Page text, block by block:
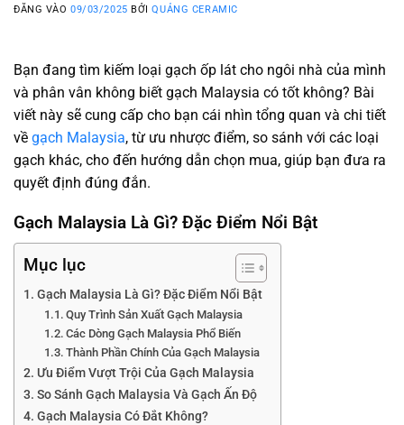
ĐĂNG VÀO09/03/2025 BỞIQUẢNG CERAMIC
Bạn đang tìm kiếm loại gạch ốp lát cho ngôi nhà của mình
và phân vân không biết gạch Malaysia có tốt không? Bài
viết này sẽ cung cấp cho bạn cái nhìn tổng quan và chi tiết
về gạch Malaysia, từ ưu nhược điểm, so sánh với các loại
gạch khác, cho đến hướng dẫn chọn mua, giúp bạn đưa ra
quyết định đúng đắn.
Gạch Malaysia Là Gì? Đặc Điểm Nổi Bật
Mục lục
Gạch Malaysia Là Gì? Đặc Điểm Nổi Bật
Quy Trình Sản Xuất Gạch Malaysia
Các Dòng Gạch Malaysia Phổ Biến
Thành Phần Chính Của Gạch Malaysia
Ưu Điểm Vượt Trội Của Gạch Malaysia
So Sánh Gạch Malaysia Và Gạch Ấn Độ
Gạch Malaysia Có Đắt Không?